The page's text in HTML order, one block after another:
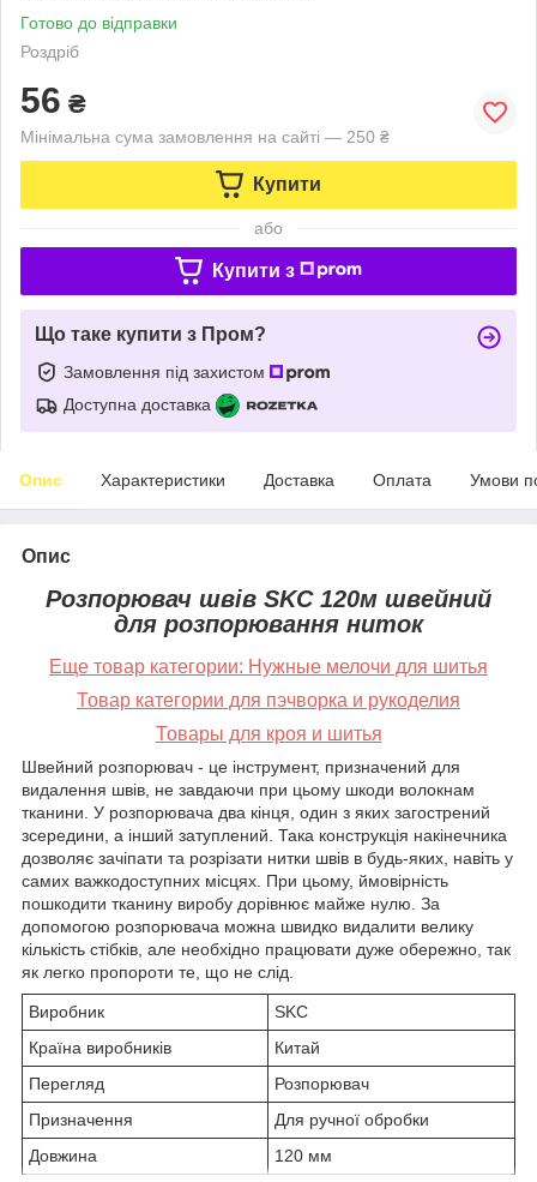
Готово до відправки
Роздріб
56 ₴
Мінімальна сума замовлення на сайті — 250 ₴
Купити
або
Купити з
Що таке купити з Пром?
Замовлення під захистом
Доступна доставка
Опис Характеристики Доставка Оплата Умови
Опис
Розпорювач швів SKC 120м швейний
для розпорювання ниток
Еще товар категории: Нужные мелочи для шитья
Товар категории для пэчворка и рукоделия
Товары для кроя и шитья
Швейний розпорювач - це інструмент, призначений для
видалення швів, не завдаючи при цьому шкоди волокнам
тканини. У розпорювача два кінця, один з яких загострений
зсередини, а інший затуплений. Така конструкція накінечника
дозволяє зачіпати та розрізати нитки швів в будь-яких, навіть у
самих важкодоступних місцях. При цьому, ймовірність
пошкодити тканину виробу дорівнює майже нулю. За
допомогою розпорювача можна швидко видалити велику
кількість стібків, але необхідно працювати дуже обережно, так
як легко пропороти те, що не слід.
Виробник
SKC
Країна виробників
Китай
Перегляд
Розпорювач
Призначення
Для ручної обробки
Довжина
120 мм